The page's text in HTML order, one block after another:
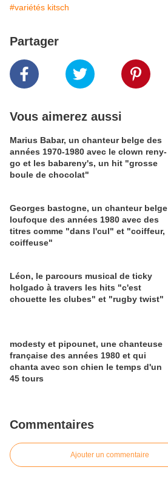
#variétés kitsch
Partager
Vous aimerez aussi
Marius Babar, un chanteur belge des
années 1970-1980 avec le clown reny-
go et les babareny's, un hit "grosse
boule de chocolat"
Georges bastogne, un chanteur belge
loufoque des années 1980 avec des
titres comme "dans l'cul" et "coiffeur,
coiffeuse"
Léon, le parcours musical de ticky
holgado à travers les hits "c'est
chouette les clubes" et "rugby twist"
modesty et pipounet, une chanteuse
française des années 1980 et qui
chanta avec son chien le temps d'un
45 tours
Commentaires
Ajouter un commentaire